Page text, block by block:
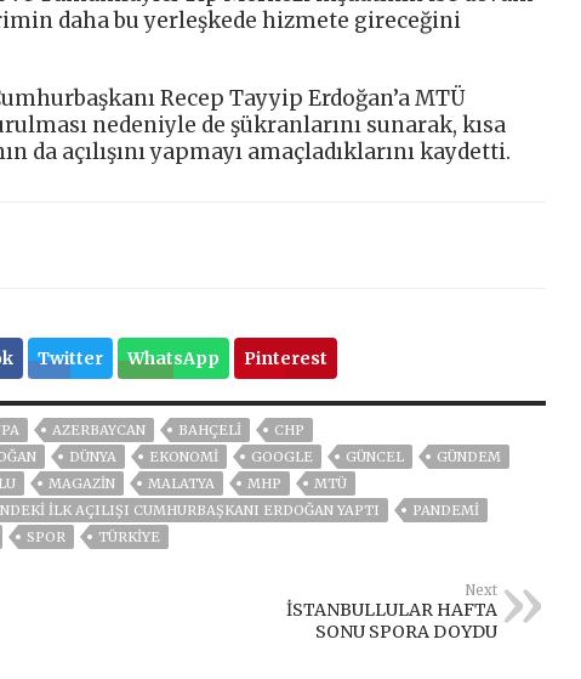
daha bu yerleşkede hizmete gireceğini
Recep Tayyip Erdoğan’a MTÜ
nedeniyle de şükranlarını sunarak, kısa
da açılışını yapmayı amaçladıklarını kaydetti.
Twitter WhatsApp Pinterest
AZERBAYCAN BAHÇELİ
CHP
DÜNYA EKONOMİ GOOGLE GÜNCEL
GÜNDEM
MAGAZİN MALATYA MHP
MTÜ
ILK AÇILIŞI CUMHURBAŞKANI ERDOĞAN YAPTI
PANDEMİ
SPOR TÜRKİYE
Next
İSTANBULLULAR HAFTA
SONU SPORA DOYDU